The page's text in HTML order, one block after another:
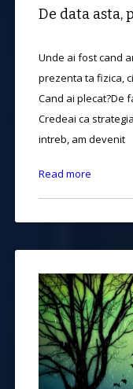
De data asta,
Unde ai fost cand
prezenta ta fizica,
Cand ai plecat?De
Credeai ca
intreb, am devenit
Read more